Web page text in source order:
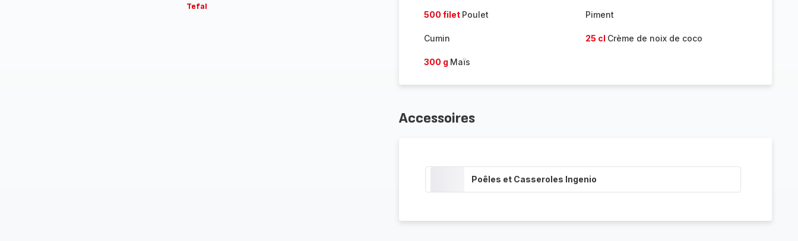
Tefal
500 filet Poulet Piment
Cumin 25 cl Crème de noix de coco
300 g Maïs
Accessoires
Poêles et Casseroles Ingenio